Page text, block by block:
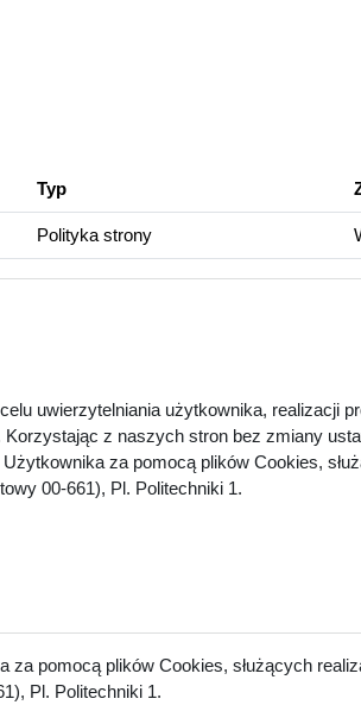
Typ
Polityka strony
uwierzytelniania użytkownika, realizacji
z naszych stron bez zmiany
za pomocą plików Cookies,
00-661), Pl. Politechniki 1.
pomocą plików Cookies, służących
Pl. Politechniki 1.